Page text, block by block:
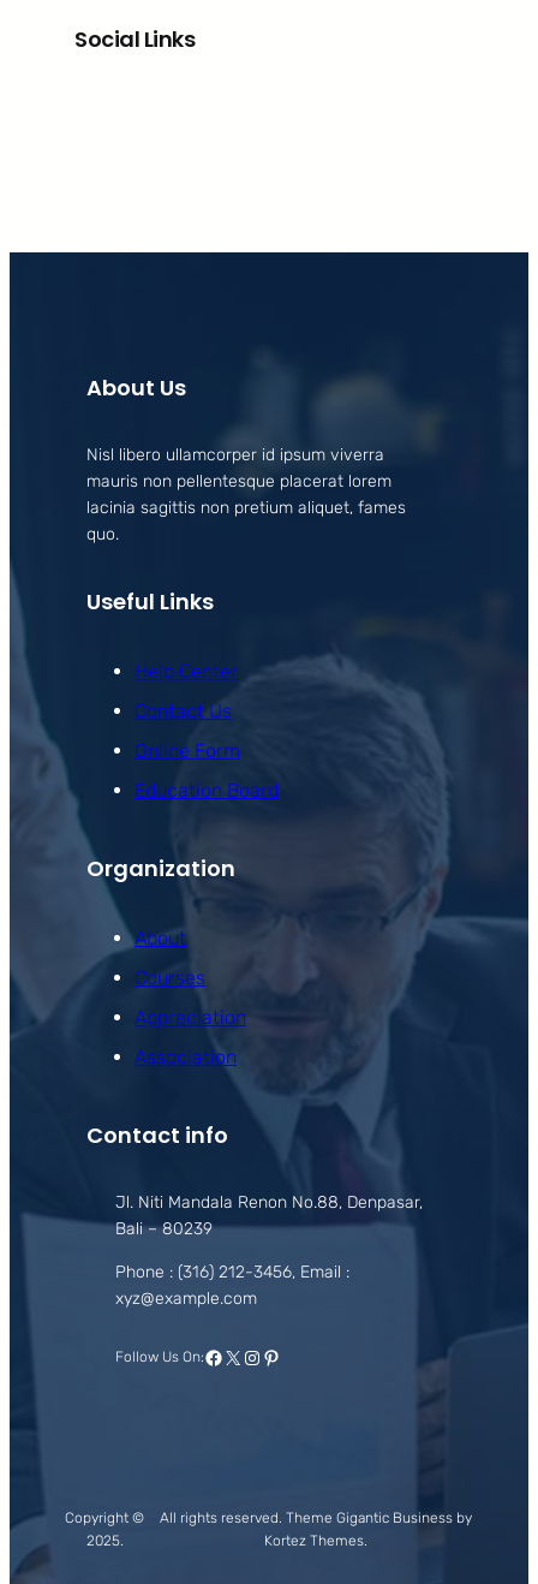
Social Links
About Us
Nisl libero ullamcorper id ipsum viverra
mauris non pellentesque placerat lorem
lacinia sagittis non pretium aliquet, fames
quo.
Useful Links
Help Center
Contact Us
Online Form
Education Board
Organization
About
Courses
Appreciation
Association
Contact info
Jl. Niti Mandala Renon No.88, Denpasar,
Bali – 80239
Phone : (316) 212-3456, Email :
xyz@example.com
Follow Us On:Facebook
X Instagram
Pinterest
Copyright ©
2025.
All rights reserved. Theme Gigantic Business by
Kortez Themes.